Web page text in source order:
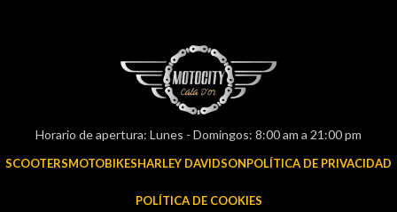
Horario de apertura: Lunes - Domingos: 8:00 am a 21:00 pm
SCOOTERSMOTOBIKESHARLEY DAVIDSONPOLÍTICA DE PRIVACIDAD
POLÍTICA DE COOKIES